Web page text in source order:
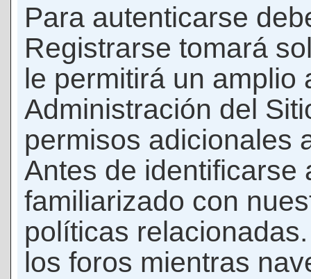
Para autenticarse
Registrarse tomará
le permitirá un amplio
Administración del
permisos adicionales
Antes de identificarse
familiarizado con
políticas
los foros mientras